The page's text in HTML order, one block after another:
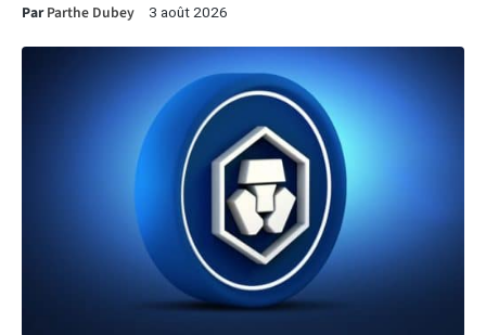
ParParthe Dubey 3 août 2026